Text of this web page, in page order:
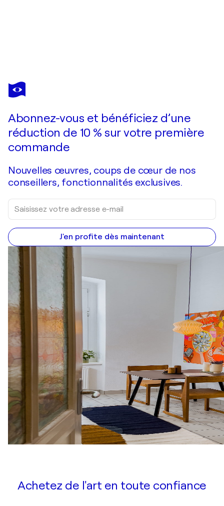
Abonnez-vous et bénéficiez d’une
réduction de 10 % sur votre première
commande
Nouvelles œuvres, coups de cœur de nos
conseillers, fonctionnalités exclusives.
J'en profite dès maintenant
Achetez de l'art en toute confiance